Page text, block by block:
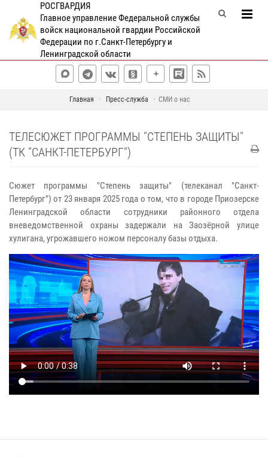
РОСГВАРДИЯ
Главное управление Федеральной службы
войск национальной гвардии Российской
Федерации по г.Санкт-Петербургу и
Ленинградской области
Главная Пресс-служба СМИ о нас
ТЕЛЕСЮЖЕТ ПРОГРАММЫ "СТЕПЕНЬ ЗАЩИТЫ"
(ТК "САНКТ-ПЕТЕРБУРГ")
Сюжет программы "Степень защиты" (телеканал "Санкт-
Петербург") от 23 января 2025 года о том, что в городе Приозерске
Ленинградской области сотрудники районного отдела
вневедомственной охраны задержали на Заозёрной улице
хулигана, угрожавшего ножом персоналу базы отдыха.